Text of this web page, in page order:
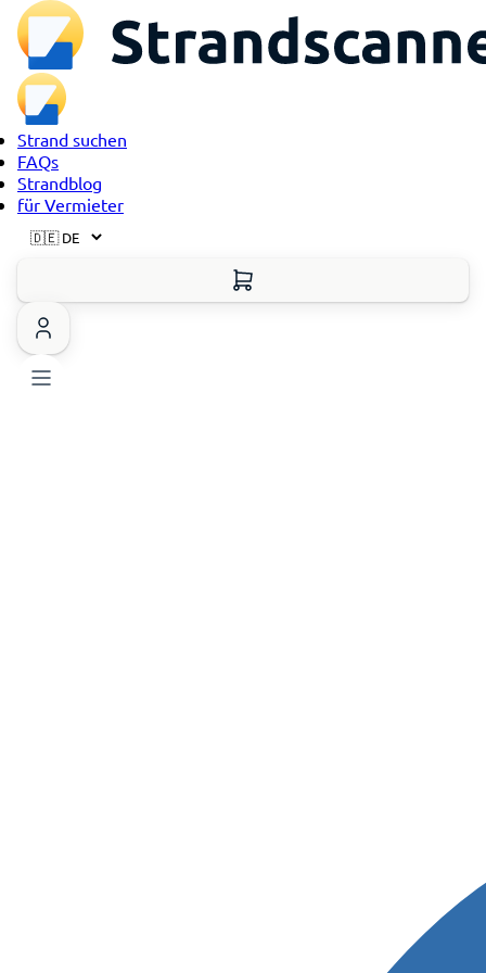
Strand suchen
FAQs
Strandblog
für Vermieter